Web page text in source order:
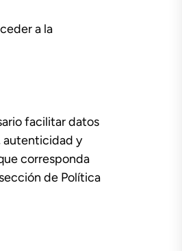
a la
facilitar datos
autenticidad y
corresponda
de Política